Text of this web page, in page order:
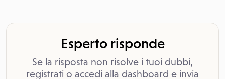
Esperto risponde
Se la risposta non risolve i tuoi dubbi,
registrati o accedi alla dashboard e invia